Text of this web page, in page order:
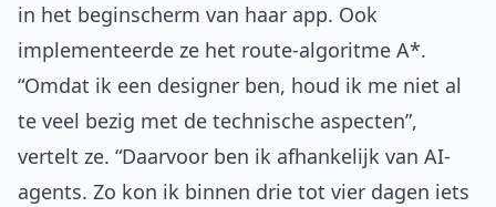
in het beginscherm van haar app. Ook
implementeerde ze het route-algoritme A*.
“Omdat ik een designer ben, houd ik me niet al
te veel bezig met de technische aspecten”,
vertelt ze. “Daarvoor ben ik afhankelijk van AI-
agents. Zo kon ik binnen drie tot vier dagen iets